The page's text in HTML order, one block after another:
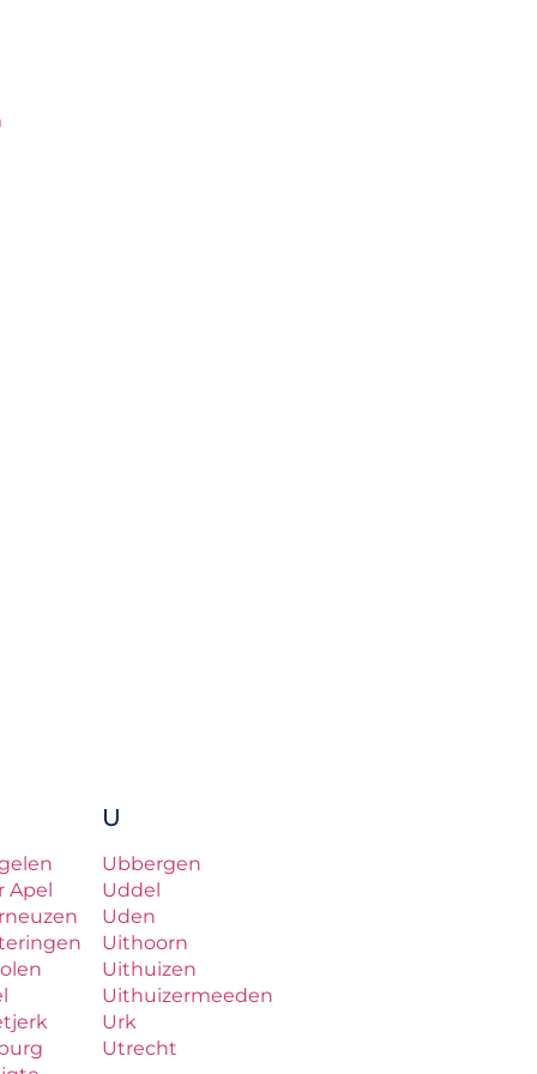
Apel
U
Ubbergen
Uddel
Uden
Uithoorn
Uithuizen
Uithuizermeeden
Urk
Utrecht